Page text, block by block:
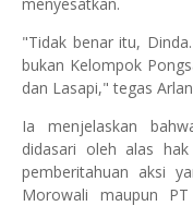
"Tidak benar itu,
bukan Kelompok
dan Lasapi," tegas
Ia menjelaskan
didasari oleh alas
pemberitahuan aksi
Morowali maupun